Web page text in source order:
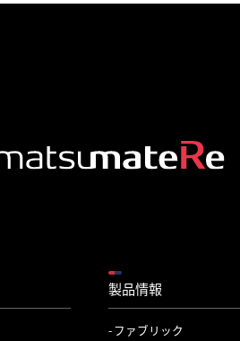
製品情報
ファブリック